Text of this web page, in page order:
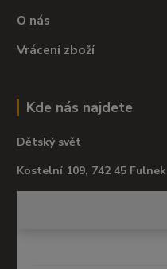
O nás
Vrácení zboží
Kde nás najdete
Dětský svět
Kostelní 109, 742 45 Fulnek